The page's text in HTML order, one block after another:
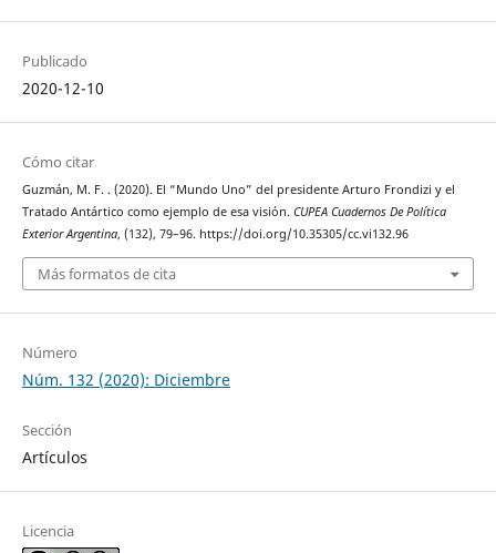
Publicado
2020-12-10
Cómo citar
Guzmán, M. F. . (2020). El “Mundo Uno” del presidente Arturo Frondizi y el
Tratado Antártico como ejemplo de esa visión. CUPEA Cuadernos De Política
Exterior Argentina, (132), 79–96. https://doi.org/10.35305/cc.vi132.96
Más formatos de cita
Número
Núm. 132 (2020): Diciembre
Sección
Artículos
Licencia